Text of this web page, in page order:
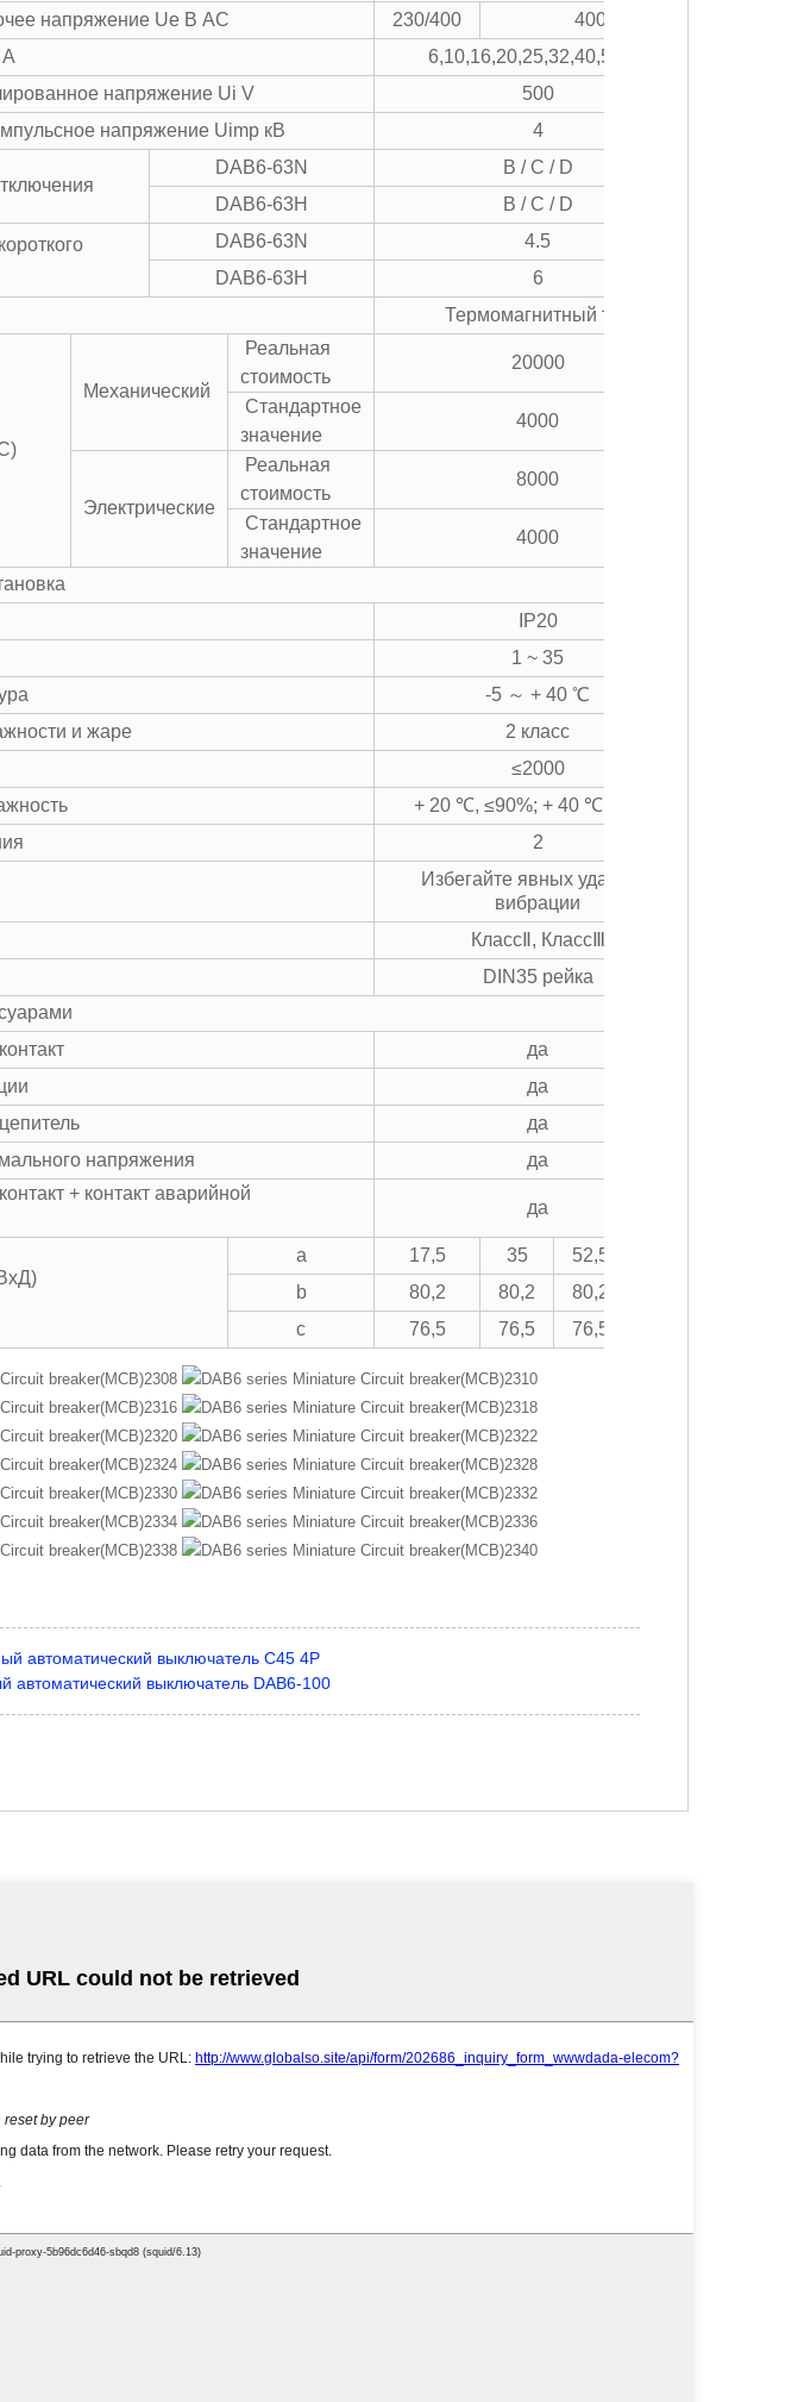
напряжение Ue В AC
230/400
400
А
6,10,16,20,25,32,40,50,63
напряжение Ui V
500
напряжение Uimp кВ
4
DAB6-63N
B / C / D
DAB6-63H
B / C / D
DAB6-63N
4.5
DAB6-63H
6
Термомагнитный тип
Механический
Реальная
стоимость
20000
Стандартное
значение
4000
Электрические
Реальная
стоимость
8000
Стандартное
значение
4000
IP20
1 ~ 35
-5 ～ + 40 ℃
и жаре
2 класс
≤2000
+ 20 ℃, ≤90%; + 40 ℃, ≤50%
2
Избегайте явных ударов и
вибрации
КлассⅡ, КлассⅢ
DIN35 рейка
да
да
да
напряжения
да
+ контакт аварийной
да
a 17,5 35 52,5
b
80,2 80,2 80,2
c
76,5 76,5 76,5
автоматический выключатель C45 4P
автоматический выключатель DAB6-100